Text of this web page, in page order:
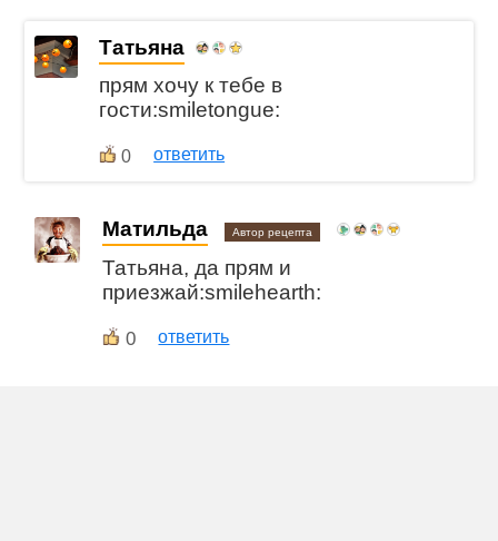
Татьяна
прям хочу к тебе в
гости:smiletongue:
0 ответить
Матильда Автор рецепта
Татьяна, да прям и
приезжай:smilehearth:
0 ответить